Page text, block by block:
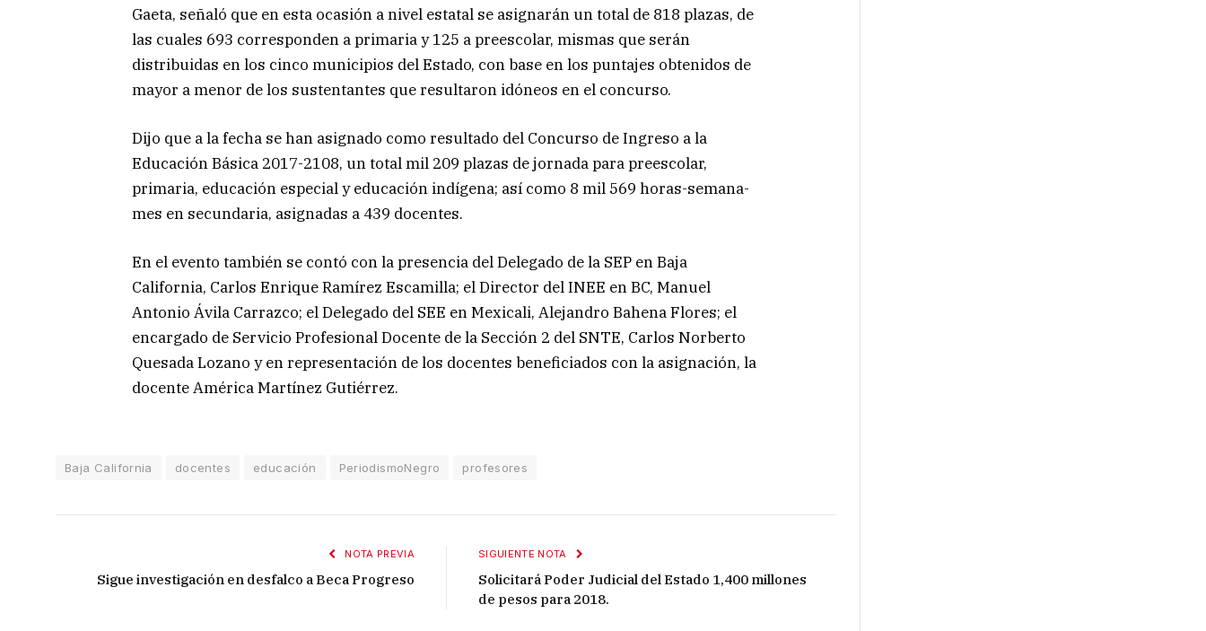
Gaeta, señaló que en esta ocasión a nivel estatal se asignarán un total de 818 plazas, de
las cuales 693 corresponden a primaria y 125 a preescolar, mismas que serán
distribuidas en los cinco municipios del Estado, con base en los puntajes obtenidos de
mayor a menor de los sustentantes que resultaron idóneos en el concurso.
Dijo que a la fecha se han asignado como resultado del Concurso de Ingreso a la
Educación Básica 2017-2108, un total mil 209 plazas de jornada para preescolar,
primaria, educación especial y educación indígena; así como 8 mil 569 horas-semana-
mes en secundaria, asignadas a 439 docentes.
En el evento también se contó con la presencia del Delegado de la SEP en Baja
California, Carlos Enrique Ramírez Escamilla; el Director del INEE en BC, Manuel
Antonio Ávila Carrazco; el Delegado del SEE en Mexicali, Alejandro Bahena Flores; el
encargado de Servicio Profesional Docente de la Sección 2 del SNTE, Carlos Norberto
Quesada Lozano y en representación de los docentes beneficiados con la asignación, la
docente América Martínez Gutiérrez.
Baja California docentes educación PeriodismoNegro profesores
NOTA PREVIA
Sigue investigación en desfalco a Beca Progreso
SIGUIENTE NOTA
Solicitará Poder Judicial del Estado 1,400 millones
de pesos para 2018.